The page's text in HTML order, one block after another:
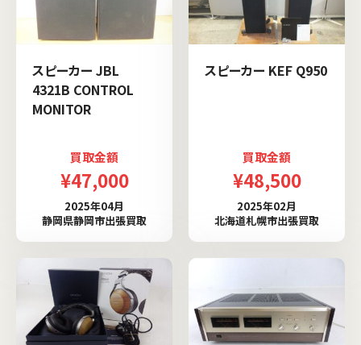
スピーカー JBL
4321B CONTROL
MONITOR
買取金額
¥47,000
2025年04月
静岡県静岡市出張買取
スピーカー KEF Q950
買取金額
¥48,500
2025年02月
北海道札幌市出張買取